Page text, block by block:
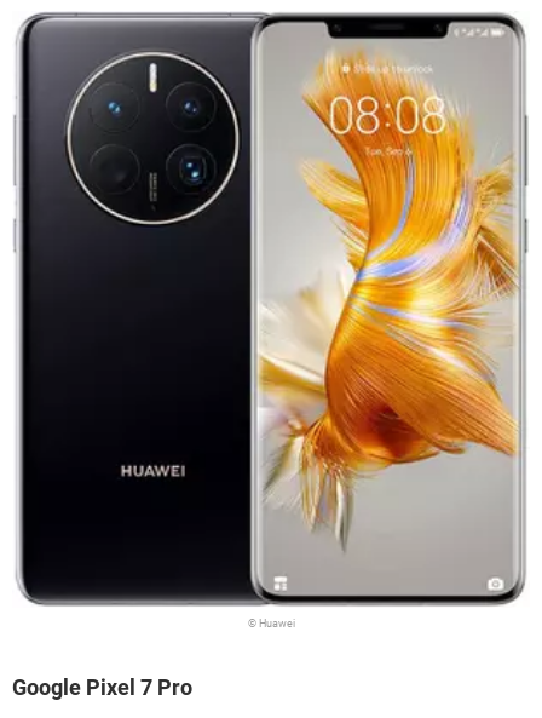
© Huawei
Google Pixel 7 Pro